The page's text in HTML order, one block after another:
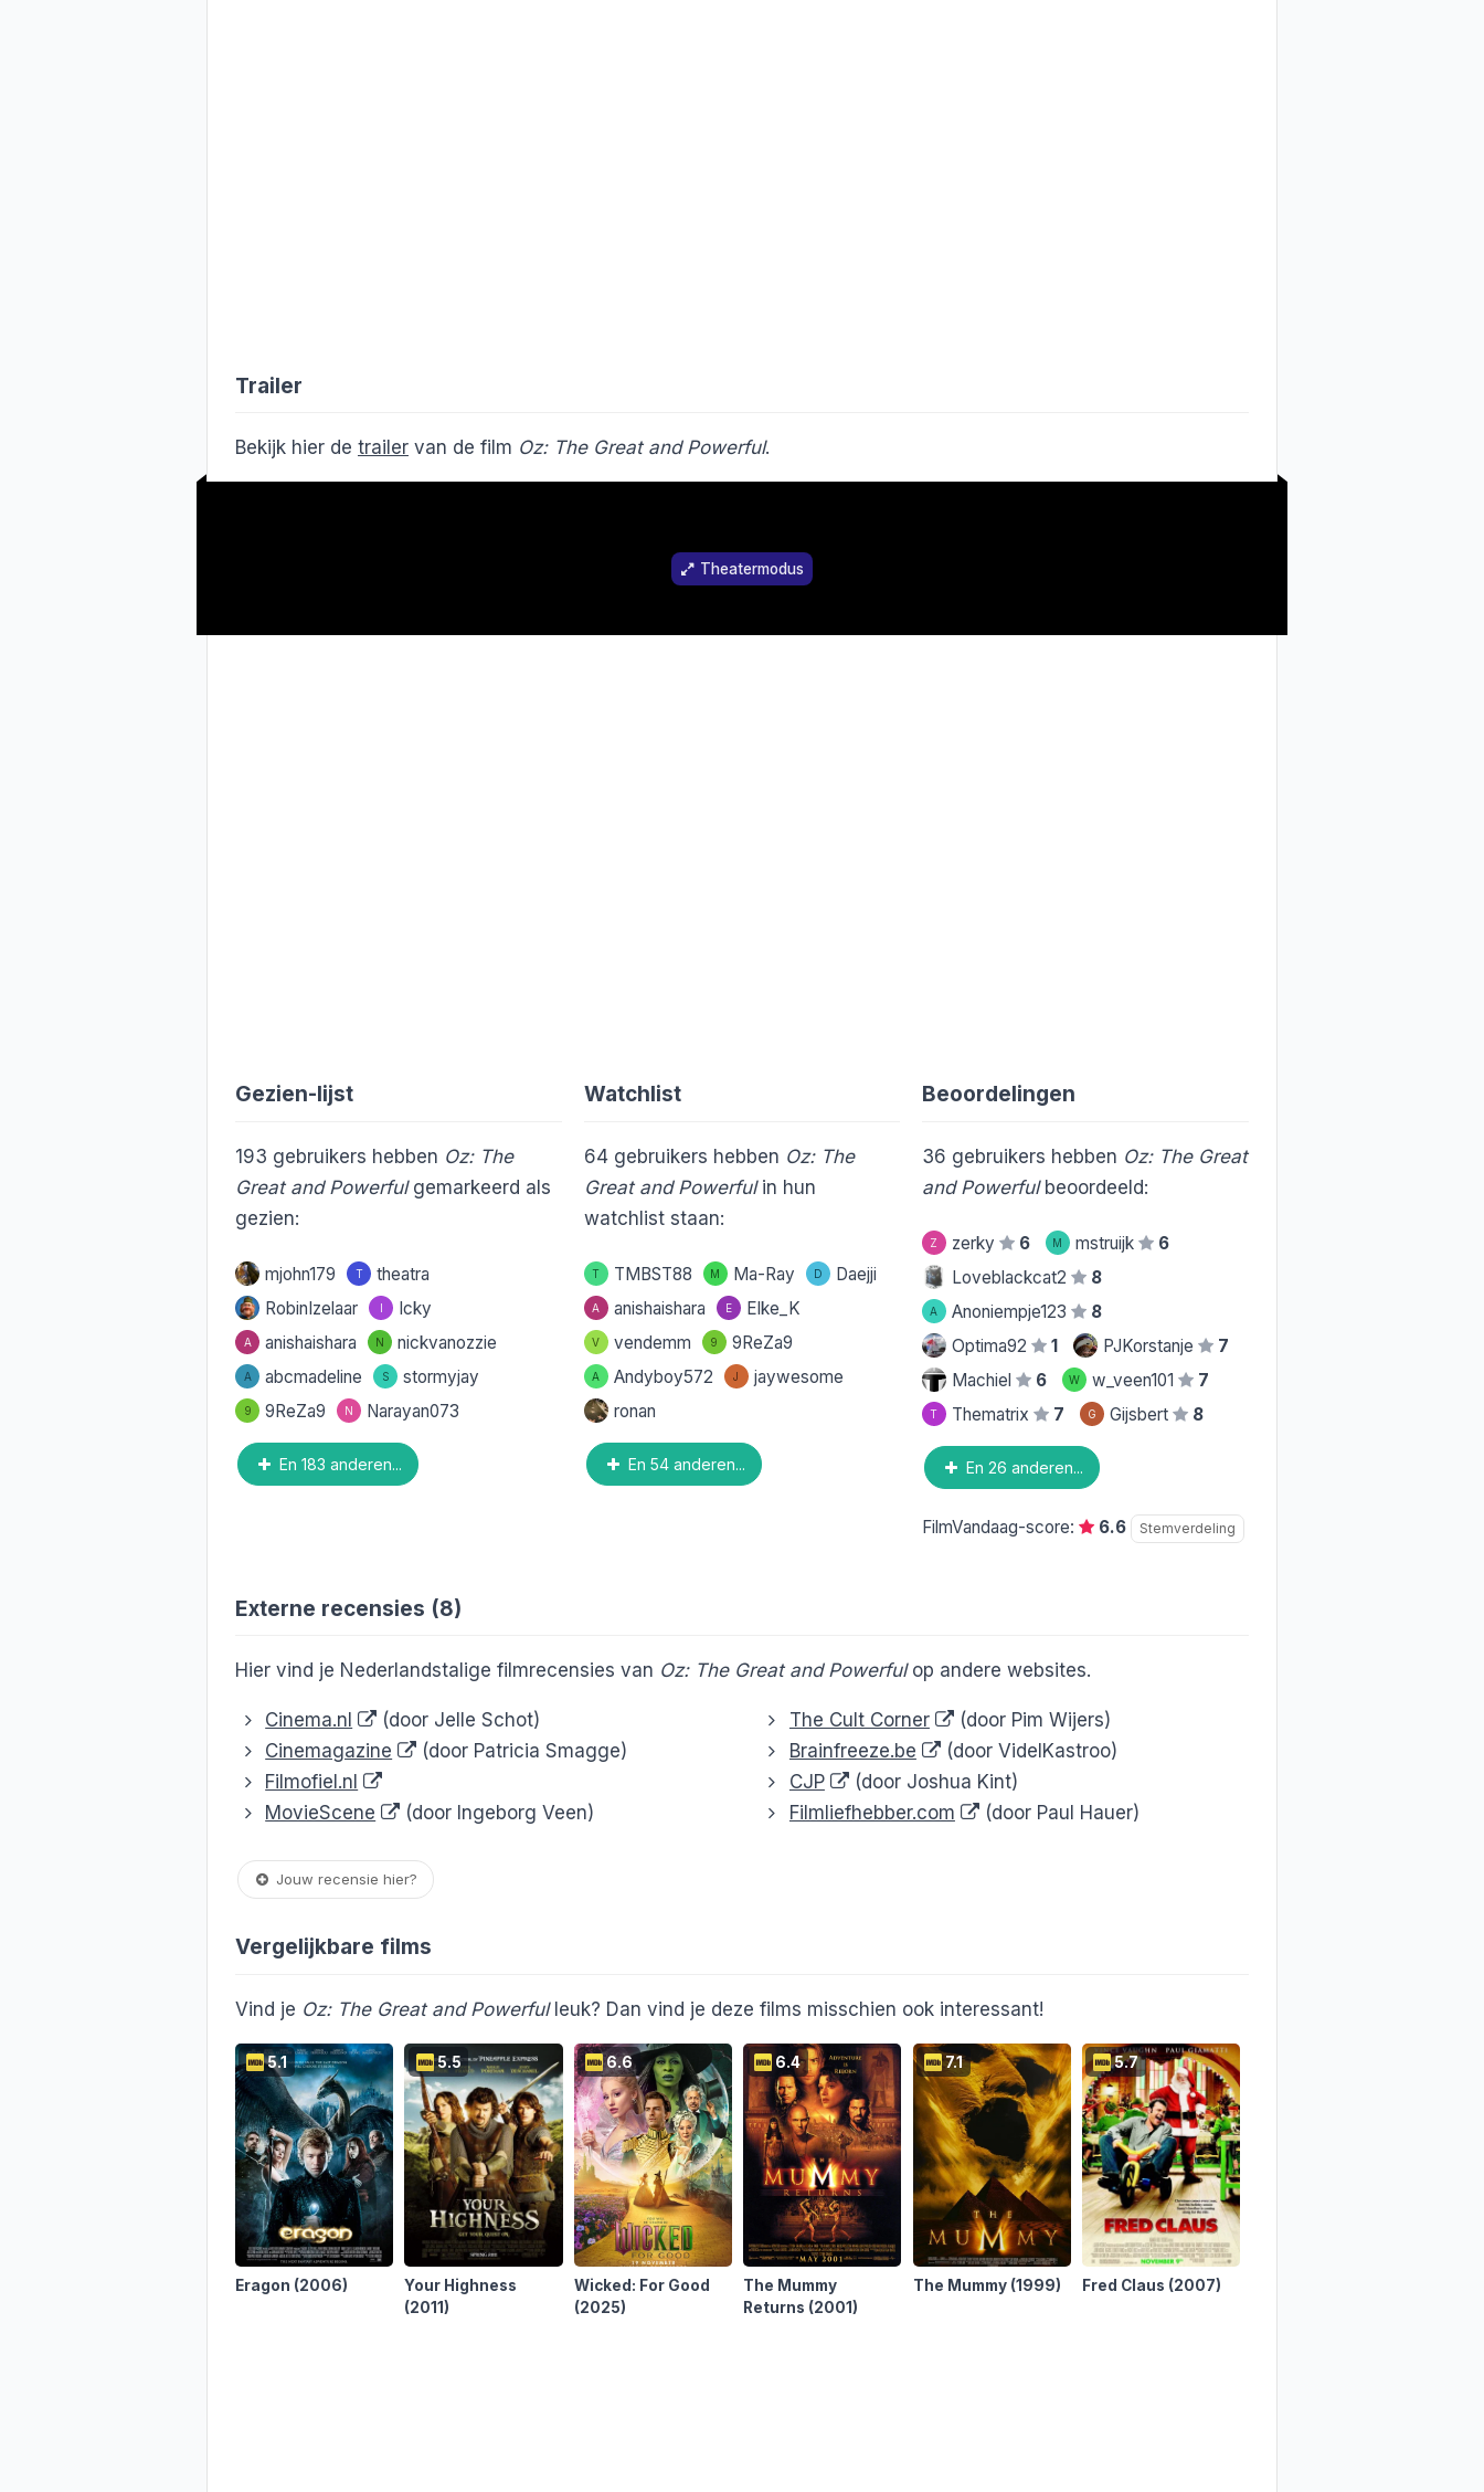
Trailer
Bekijk hier de trailer van de film Oz: The Great and Powerful.
Theatermodus
Gezien-lijst
193 gebruikers hebben Oz: The
Great and Powerfulgemarkeerd als
gezien:
mjohn179 T
theatra
RobinIzelaar
Icky
A anishaishara N nickvanozzie
A abcmadeline S stormyjay
9 9ReZa9 N Narayan073
En 183 anderen...
Watchlist
64gebruikers hebben Oz: The
Great and Powerfulin hun
watchlist staan:
T TMBST88 M Ma-Ray D Daejji
A anishaishara E Elke_K
V vendemm 9 9ReZa9
A Andyboy572 J
jaywesome
ronan
En 54 anderen...
Beoordelingen
36 gebruikers hebben Oz: The Great
and Powerfulbeoordeeld:
Z zerky 6 M mstruijk
6
Loveblackcat2
8
A Anoniempje123
8
Optima92
1 PJKorstanje
7
Machiel
6 W w_veen101 7
T Thematrix 7 G Gijsbert 8
En 26 anderen...
FilmVandaag-score: 6.6 Stemverdeling
Externe recensies (8)
Hier vind je Nederlandstalige filmrecensies van Oz: The Great and Powerfulop andere websites.
Cinema.nl
(door Jelle Schot)
Cinemagazine
(door Patricia Smagge)
Filmofiel.nl
MovieScene
(door Ingeborg Veen)
The Cult Corner
(door Pim Wijers)
Brainfreeze.be
(door VidelKastroo)
CJP
(door Joshua Kint)
Filmliefhebber.com
(door Paul Hauer)
Jouw recensie hier?
Vergelijkbare films
Vind je Oz: The Great and Powerfulleuk? Dan vind je deze films misschien ook interessant!
5.1
Eragon (2006)
5.5
Your Highness
(2011)
6.6
Wicked: For Good
(2025)
6.4
The Mummy
Returns (2001)
7.1
The Mummy (1999)
5.7
Fred Claus (2007)